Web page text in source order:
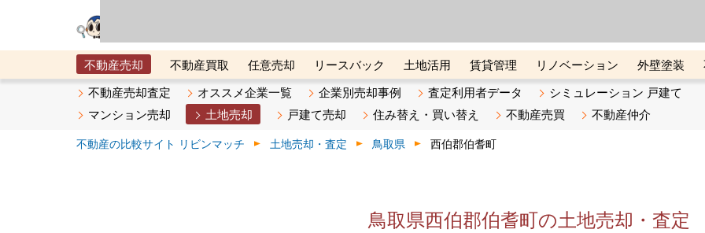
不動産売却 不動産買取 任意売却 リースバック 土地活用 賃貸管理 リノベーション 外壁塗装
メタ住宅展示場
ベスト不動産カンパニー オンライン講座 リビンマガジンBiz 不動産売却ご相談デスク
不動産売却査定 オススメ企業一覧 企業別売却事例 査定利用者データ
シミュレーション 戸建て
マンション売却
土地売却 戸建て売却 住み替え・買い替え 不動産売買 不動産仲介
不動産の比較サイト リビンマッチ 土地売却・査定 鳥取県 西伯郡伯耆町
鳥取県西伯郡伯耆町の土地売却・査定